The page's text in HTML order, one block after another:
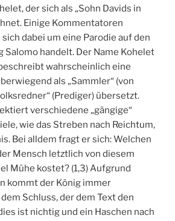
der sich als „Sohn Davids in
Einige Kommentatoren
dabei um eine Parodie auf den
Salomo handelt. Der Name Kohelet
wahrscheinlich eine
als „Sammler“ (von
(Prediger) übersetzt.
verschiedene „gängige“
wie das Streben nach Reichtum,
Bei alldem fragt er sich: Welchen
Mensch letztlich von diesem
Mühe kostet? (1,3) Aufgrund
kommt der König immer
Schluss, der dem Text den
ist nichtig und ein Haschen nach